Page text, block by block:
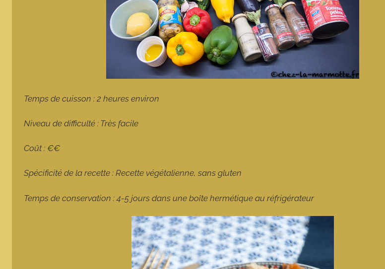
Temps de cuisson : 2 heures environ
Niveau de difficulté : Très facile
Coût : €€
Spécificité de la recette : Recette végétalienne, sans gluten
Temps de conservation : 4-5 jours dans une boîte hermétique au réfrigérateur